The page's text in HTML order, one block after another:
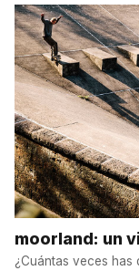
moorland: un
¿Cuántas veces has